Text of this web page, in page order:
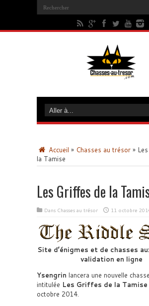
Accueil » Chasses au trésor »
la Tamise
Les Griffes de la
Dans Chasses au trésor 11 octobre
Site d’énigmes et de chasses
validation en ligne
Ysengrin lancera une nouvelle
intitulée Les Griffes de la Tamise
octobre 2014.